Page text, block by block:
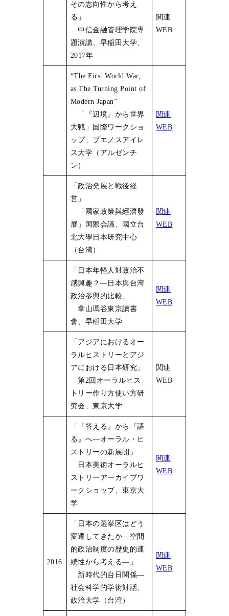
その志向性から考え
る」
中信金融管理学院専
題演講、早稲田大学、
2017年
関連
WEB
“The First World War,
as The Turning Point of
Modern Japan”
「『辺境』から世界
大戦」国際ワークショ
ップ、ブエノスアイレ
ス大学（アルゼンチ
ン）
関連
WEB
「政治発展と戦後経
営」
「國家政策與經濟發
展」国際会議、國立台
北大學日本研究中心
（台湾）
関連
WEB
「日本年軽人対政治不
感興趣？―日本與台湾
政治参與的比較」
拿山瑪谷東京讀書
會、早稲田大学
関連
WEB
「アジアにおけるオー
ラルヒストリーとアジ
アにおける日本研究」
第2回オーラルヒス
トリー作り方使い方研
究会、東京大学
関連
WEB
「『答える』から『語
る』へ―オーラル・ヒ
ストリーの新展開」
日本美術オーラルヒ
ストリーアーカイブワ
ークショップ、東京大
学
関連
WEB
2016
「日本の選挙区はどう
変遷してきたか―空間
的政治制度の歴史的連
続性から考える―」
新時代的台日関係―
社会科学的学術対話、
政治大学（台湾）
関連
WEB